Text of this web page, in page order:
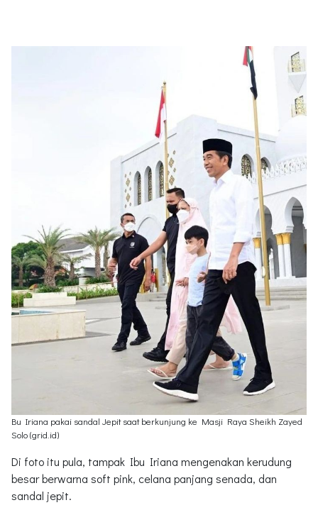
Bu Iriana pakai sandal Jepit saat berkunjung ke Masji Raya Sheikh Zayed
Solo (grid.id)
Di foto itu pula, tampak Ibu Iriana mengenakan kerudung
besar berwarna soft pink, celana panjang senada, dan
sandal jepit.